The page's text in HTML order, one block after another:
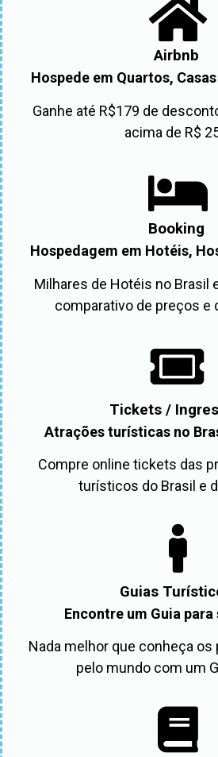
Airbnb
Hospede em Quartos,
Ganhe até R$179 de
acima de R$
Booking
Hospedagem em Hotéis,
Milhares de Hotéis no Brasil
comparativo de preços e
Tickets /
Atrações turísticas no
Compre online tickets das
turísticos do Brasil e
Guias
Encontre um Guia para
Nada melhor que conheça
pelo mundo com um